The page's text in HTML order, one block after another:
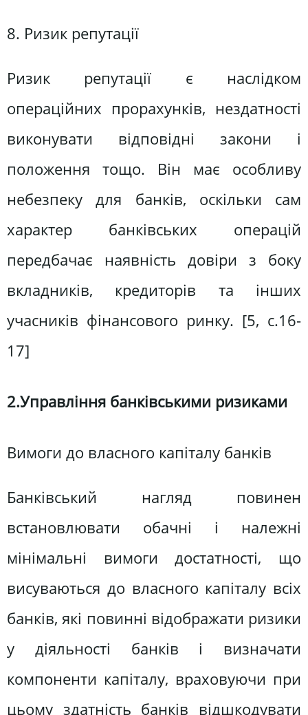
8. Ризик репутації
Ризик репутації є наслідком
операційних прорахунків, нездатності
виконувати відповідні закони і
положення тощо. Він має особливу
небезпеку для банків, оскільки сам
характер банківських операцій
передбачає наявність довіри з боку
вкладників, кредиторів та інших
учасників фінансового ринку. [5, c.16-
17]
2.Управління банківськими ризиками
Вимоги до власного капіталу банків
Банківський нагляд повинен
встановлювати обачні і належні
мінімальні вимоги достатності, що
висуваються до власного капіталу всіх
банків, які повинні відображати ризики
у діяльності банків і визначати
компоненти капіталу, враховуючи при
цьому здатність банків відшкодувати